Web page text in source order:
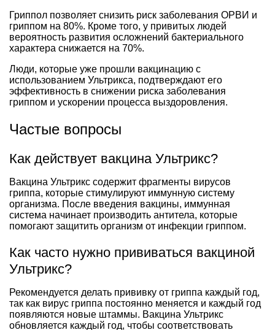
Гриппол позволяет снизить риск заболевания ОРВИ и
гриппом на 80%. Кроме того, у привитых людей
вероятность развития осложнений бактериального
характера снижается на 70%.
Люди, которые уже прошли вакцинацию с
использованием Ультрикса, подтверждают его
эффективность в снижении риска заболевания
гриппом и ускорении процесса выздоровления.
Частые вопросы
Как действует вакцина Ультрикс?
Вакцина Ультрикс содержит фрагменты вирусов
гриппа, которые стимулируют иммунную систему
организма. После введения вакцины, иммунная
система начинает производить антитела, которые
помогают защитить организм от инфекции гриппом.
Как часто нужно прививаться вакциной
Ультрикс?
Рекомендуется делать прививку от гриппа каждый год,
так как вирус гриппа постоянно меняется и каждый год
появляются новые штаммы. Вакцина Ультрикс
обновляется каждый год, чтобы соответствовать